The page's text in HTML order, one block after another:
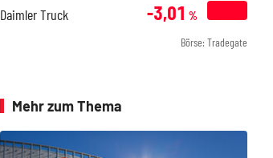
Daimler Truck -3,01 %
Börse: Tradegate
Mehr zum Thema